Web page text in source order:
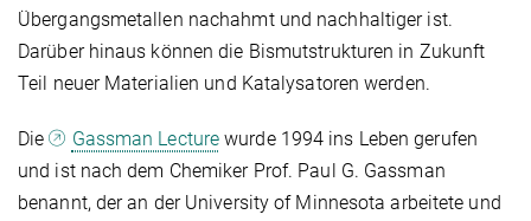
Übergangsmetallen nachahmt und nachhaltiger ist.
Darüber hinaus können die Bismutstrukturen in Zukunft
Teil neuer Materialien und Katalysatoren werden.
Die Gassman Lecture wurde 1994 ins Leben gerufen
und ist nach dem Chemiker Prof. Paul G. Gassman
benannt, der an der University of Minnesota arbeitete und